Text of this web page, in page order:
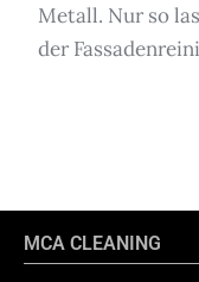
Metall. Nur so
der
MCA CLEANING